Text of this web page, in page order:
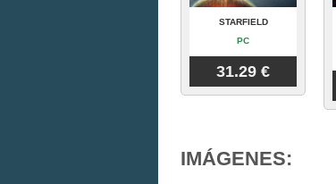
STARFIELD
PC
31.29 €
IMÁGENES: